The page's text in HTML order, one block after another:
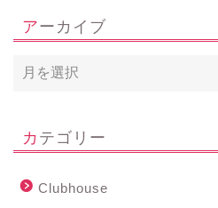
アーカイブ
カテゴリー
Clubhouse